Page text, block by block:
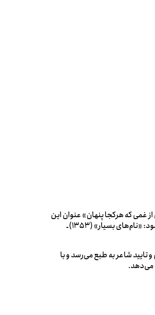
از غمی که هرکجا پنهان» عنوان این
اثر است که با در برداشتن سه دفتر، اشعار فیروز ناجی را در دوره‌های گوناگون شامل می‌شود: «نام‌های بسیار» (1353) ـ
و تایید شاعر به طبع می‌رسد و با
می‌دهد.